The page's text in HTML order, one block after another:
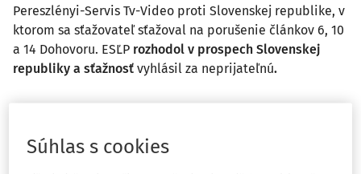
Pereszlényi-Servis Tv-Video proti Slovenskej republike, v
ktorom sa sťažovateľ sťažoval na porušenie článkov 6, 10
a 14 Dohovoru. ESĽP rozhodol v prospech Slovenskej
republiky a sťažnosť vyhlásil za neprijateľnú.
2012 na svojej televíznej stanici odvysielala spravodajský
Súhlas s cookies